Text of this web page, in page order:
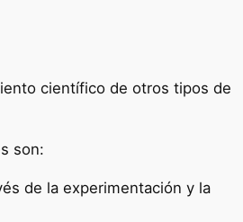
científico de otros tipos de
son:
de la experimentación y la